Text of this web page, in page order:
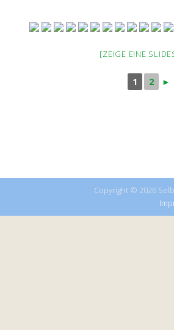
[ZEIGE EINE
1 2 ►
Copyright © 2026